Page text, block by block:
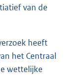
van de
heeft
het Centraal
wettelijke